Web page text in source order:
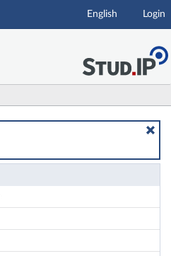
English Login